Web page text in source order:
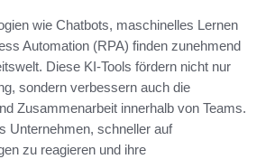
wie Chatbots, maschinelles Lernen
Automation (RPA) finden zunehmend
Diese KI-Tools fördern nicht nur
sondern verbessern auch die
Zusammenarbeit innerhalb von Teams.
Unternehmen, schneller auf
zu reagieren und ihre